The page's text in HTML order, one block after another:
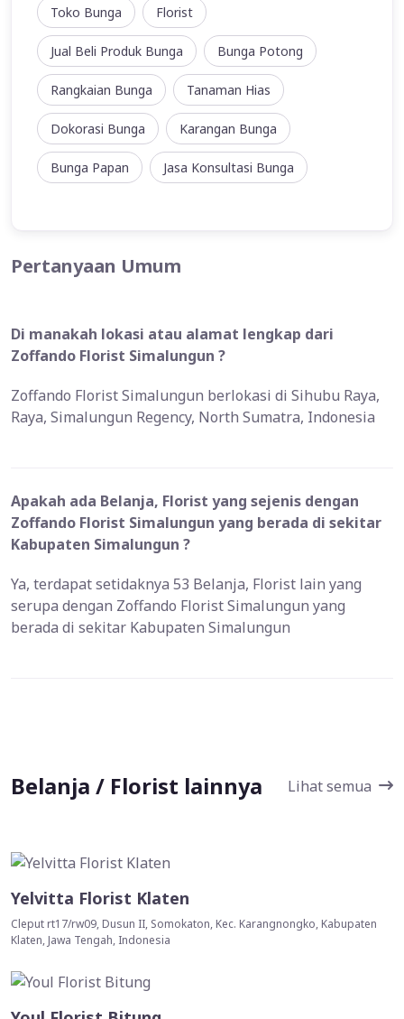
Toko Bunga Florist
Jual Beli Produk Bunga Bunga Potong
Rangkaian Bunga Tanaman Hias
Dokorasi Bunga Karangan Bunga
Bunga Papan Jasa Konsultasi Bunga
Pertanyaan Umum
Di manakah lokasi atau alamat lengkap dari
Zoffando Florist Simalungun ?
Zoffando Florist Simalungun berlokasi di Sihubu Raya,
Raya, Simalungun Regency, North Sumatra, Indonesia
Apakah ada Belanja, Florist yang sejenis dengan
Zoffando Florist Simalungun yang berada di sekitar
Kabupaten Simalungun ?
Ya, terdapat setidaknya 53 Belanja, Florist lain yang
serupa dengan Zoffando Florist Simalungun yang
berada di sekitar Kabupaten Simalungun
Belanja / Florist lainnya Lihat semua
Yelvitta Florist Klaten
Cleput rt17/rw09, Dusun II, Somokaton, Kec. Karangnongko, Kabupaten
Klaten, Jawa Tengah, Indonesia